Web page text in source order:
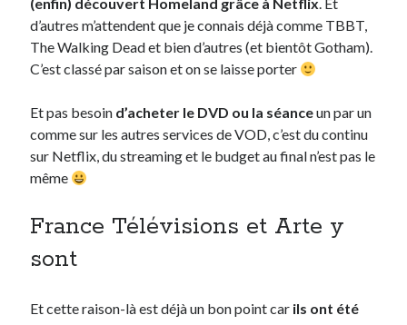
d’autres m’attendent que je connais déjà comme TBBT,
The Walking Dead et bien d’autres (et bientôt Gotham).
C’est classé par saison et on se laisse porter
Et pas besoin d’acheter le DVD ou la séanceun par un
comme sur les autres services de VOD, c’est du continu
sur Netflix, du streaming et le budget au final n’est pas le
même
France Télévisions et Arte y
sont
Et cette raison-là est déjà un bon point car ils ont été